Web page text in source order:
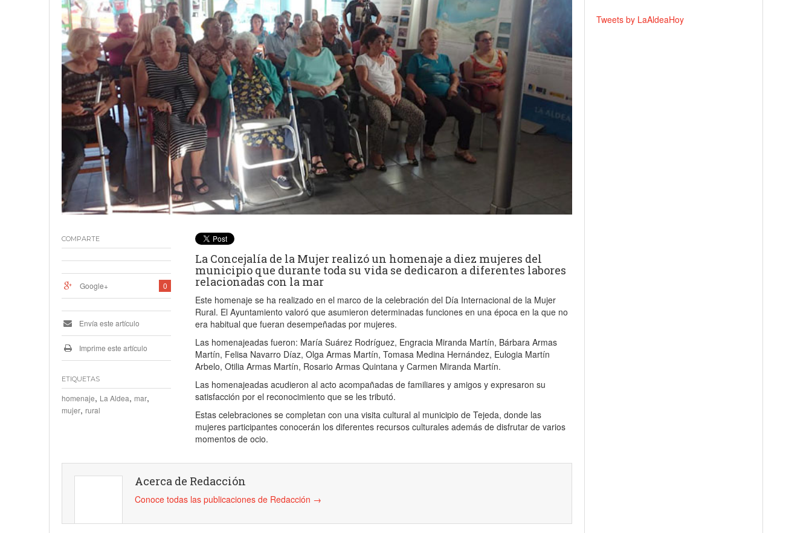
Nicolás 18 junio, 2023
La Concejalía de la Mujer realizó un homenaje a diez mujeres del
municipio que durante toda su vida se dedicaron a diferentes labores
relacionadas con la mar
Este homenaje se ha realizado en el marco de la celebración del Día Internacional de la Mujer
Rural. El Ayuntamiento valoró que asumieron determinadas funciones en una época en la que no
era habitual que fueran desempeñadas por mujeres.
Las homenajeadas fueron: María Suárez Rodríguez, Engracia Miranda Martín, Bárbara Armas
Martín, Felisa Navarro Díaz, Olga Armas Martín, Tomasa Medina Hernández, Eulogia Martín
Arbelo, Otilia Armas Martín, Rosario Armas Quintana y Carmen Miranda Martín.
Las homenajeadas acudieron al acto acompañadas de familiares y amigos y expresaron su
satisfacción por el reconocimiento que se les tributó.
Estas celebraciones se completan con una visita cultural al municipio de Tejeda, donde las
mujeres participantes conocerán los diferentes recursos culturales además de disfrutar de varios
momentos de ocio.
COMPARTE
0
Google+
Envía este artículo
Imprime este artículo
ETIQUETAS
homenaje, La Aldea, mar,
mujer, rural
Acerca de Redacción
Conoce todas las publicaciones de Redacción →
Tweets by LaAldeaHoy